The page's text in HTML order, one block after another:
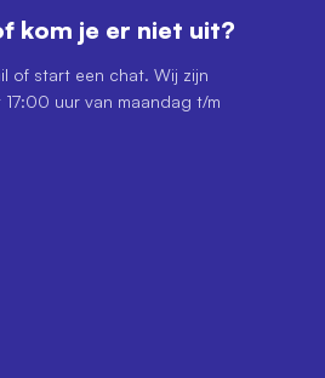
kom je er niet uit?
of start een chat. Wij zijn
uur van maandag t/m